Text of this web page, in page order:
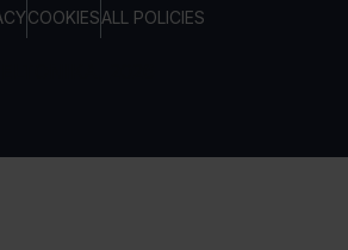
COOKIESALL POLICIES